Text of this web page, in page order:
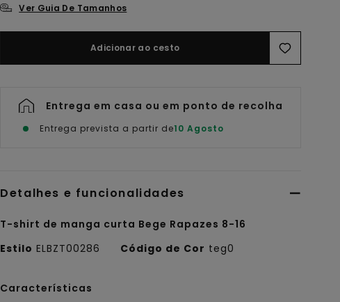
Ver Guia De Tamanhos
Adicionar ao cesto
Entrega em casa ou em ponto de recolha
Entrega prevista a partir de10 Agosto
Detalhes e funcionalidades
T-shirt de manga curta Bege Rapazes 8-16
Estilo ELBZT00286 Código de Cor teg0
Características